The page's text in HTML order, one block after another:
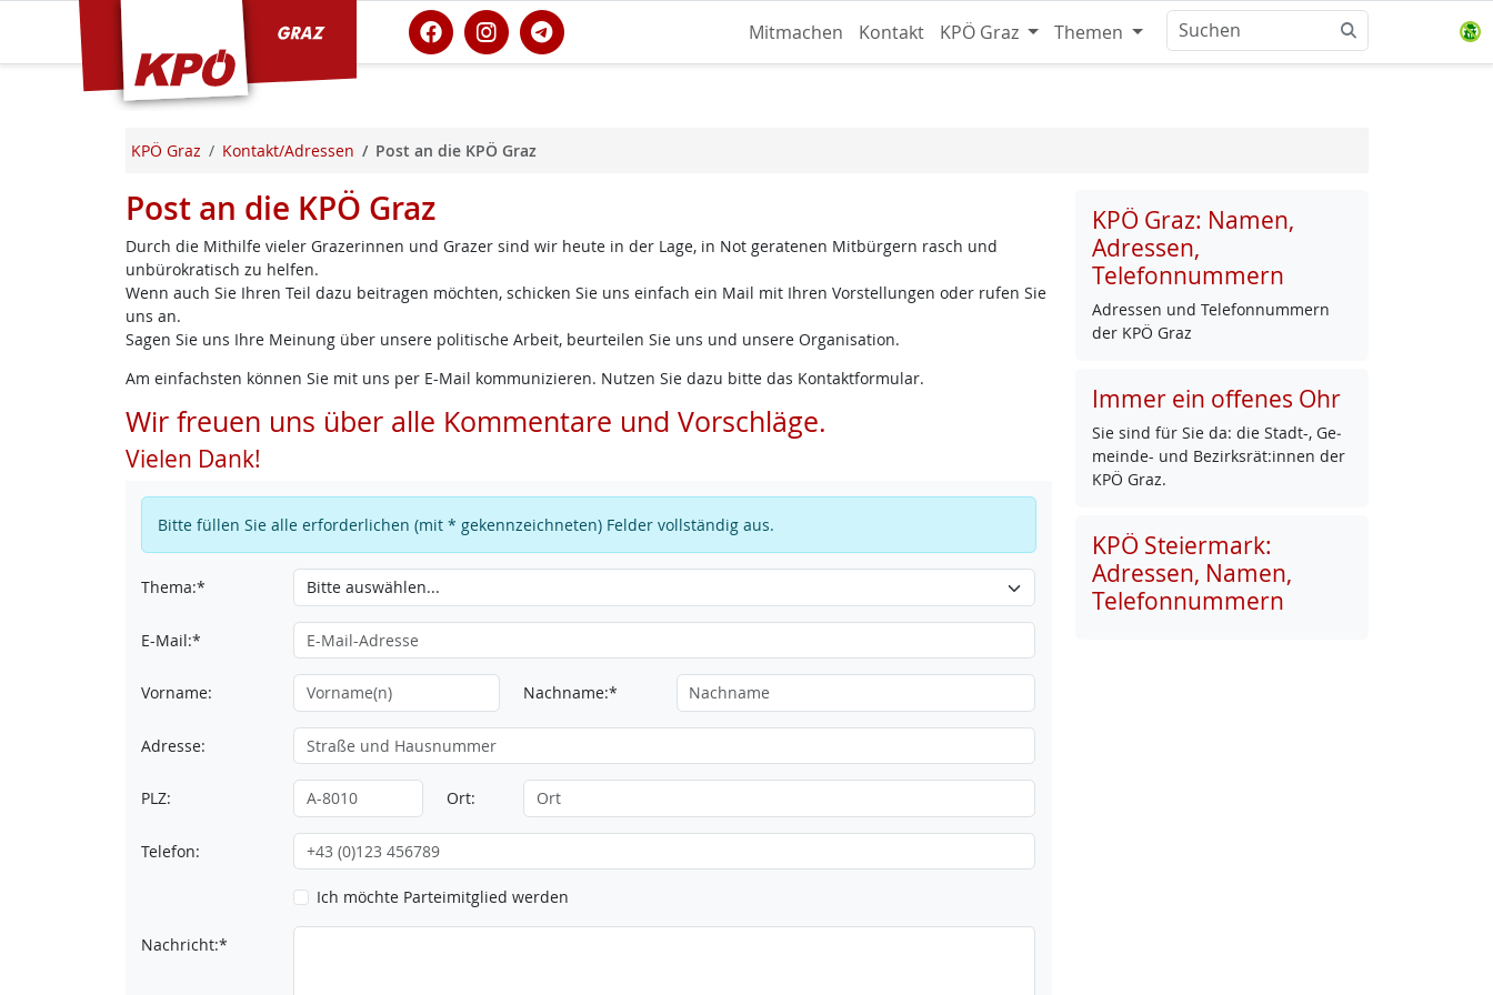
Mitmachen Kontakt KPÖ Graz Themen
KPÖ Graz Kontakt/Adressen Post an die KPÖ Graz
Post an die KPÖ Graz
Durch die Mithilfe vieler Grazerinnen und Grazer sind wir heute in der Lage, in Not geratenen Mitbürgern rasch und
unbürokratisch zu helfen.
Wenn auch Sie Ihren Teil dazu beitragen möchten, schicken Sie uns einfach ein Mail mit Ihren Vorstellungen oder rufen Sie
uns an.
Sagen Sie uns Ihre Meinung über unsere politische Arbeit, beurteilen Sie uns und unsere Organisation.
Am einfachsten können Sie mit uns per E-Mail kommunizieren. Nutzen Sie dazu bitte das Kontaktformular.
Wir freuen uns über alle Kommentare und Vorschläge.
Vielen Dank!
Bitte füllen Sie alle erforderlichen (mit * gekennzeichneten) Felder vollständig aus.
Thema:*
E-Mail:*
Vorname: Nachname:*
Adresse:
PLZ: Ort:
Telefon:
Ich möchte Parteimitglied werden
Nachricht:*
KPÖ Graz: Namen,
Adressen,
Telefonnummern
Adres­sen und Te­le­fon­num­mern
der KPÖ Graz
Immer ein offenes Ohr
Sie sind für Sie da: die Stadt-, Ge­
mein­de- und Be­zirks­rät:in­nen der
KPÖ Graz.
KPÖ Steiermark:
Adressen, Namen,
Telefonnummern